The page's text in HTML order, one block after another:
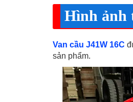
Hình ảnh
Van cầu J41W 16C
sản phẩm.